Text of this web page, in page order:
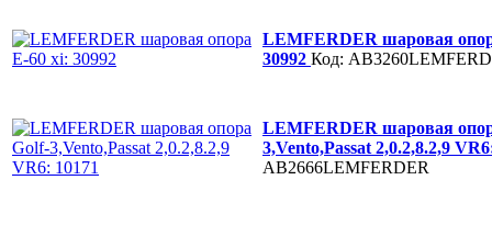
LEMFERDER шаровая
30992 Код:
LEMFERDER шаровая
3,Vento,Passat 2,0.2,8.2,9
AB2666LEMFERDER